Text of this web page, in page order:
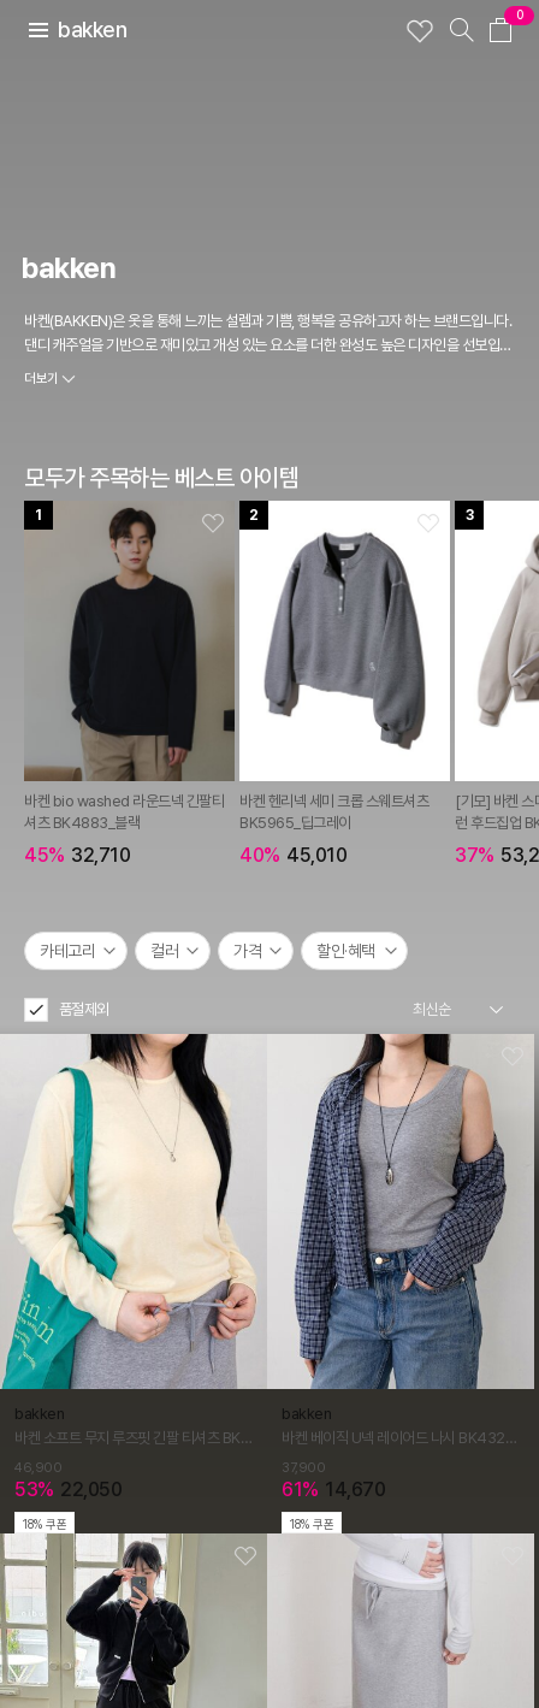
bakken
0
bakken
바켄(BAKKEN)은 옷을 통해 느끼는 설렘과 기쁨, 행복을 공유하고자 하는 브랜드입니다.
댄디 캐주얼을 기반으로 재미있고 개성 있는 요소를 더한 완성도 높은 디자인을 선보입니
다.
더보기
모두가 주목하는 베스트 아이템
1
바켄 bio washed 라운드넥 긴팔티
셔츠 BK4883_블랙
45% 32,710
2
바켄 헨리넥 세미 크롭 스웨트셔츠
BK5965_딥그레이
40% 45,010
3
[기모] 바켄 스
런 후드집업
37%
카테고리 컬러 가격 할인·혜택
품절제외
bakken
바켄 소프트 무지 루즈핏 긴팔 티셔츠 BK4318 (4COLOR)
46,900
53% 22,050
18% 쿠폰
bakken
바켄 베이직 U넥 레이어드 나시 BK4322 (5COLOR)
37,900
61% 14,670
18% 쿠폰